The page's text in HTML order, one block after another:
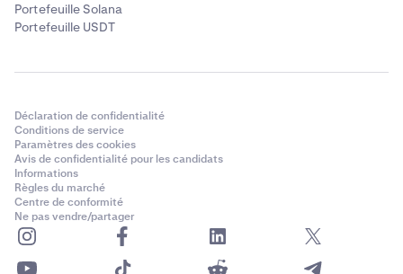
Portefeuille Solana
Portefeuille USDT
Déclaration de confidentialité
Conditions de service
Paramètres des cookies
Avis de confidentialité pour les candidats
Informations
Règles du marché
Centre de conformité
Ne pas vendre/partager